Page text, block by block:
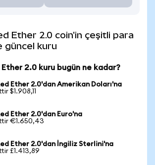
Ether 2.0 coin'in çeşitli para
güncel kuru
2.0 kuru bugün ne kadar?
Ether 2.0'dan Amerikan Doları'na
$1.908,11
Ether 2.0'dan Euro'na
€1.650,43
Ether 2.0'dan İngiliz Sterlini'na
£1.413,89